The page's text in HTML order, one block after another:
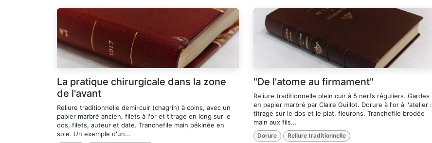
La pratique chirurgicale dans la zone
de l'avant
Reliure traditionnelle demi-cuir (chagrin) à coins, avec un
papier marbré ancien, filets à l'or et titrage en long sur le
dos, filets, auteur et date. Tranchefile main pékinée en
soie. Un exemple d'un...
"De l'atome au firmament"
Reliure traditionnelle plein cuir à 5 nerfs réguliers. Gardes
en papier marbré par Claire Guillot. Dorure à l'or à l'atelier :
titrage sur le dos et le plat, fleurons. Tranchefile brodée
main aux fils...
Dorure Reliure traditionnelle